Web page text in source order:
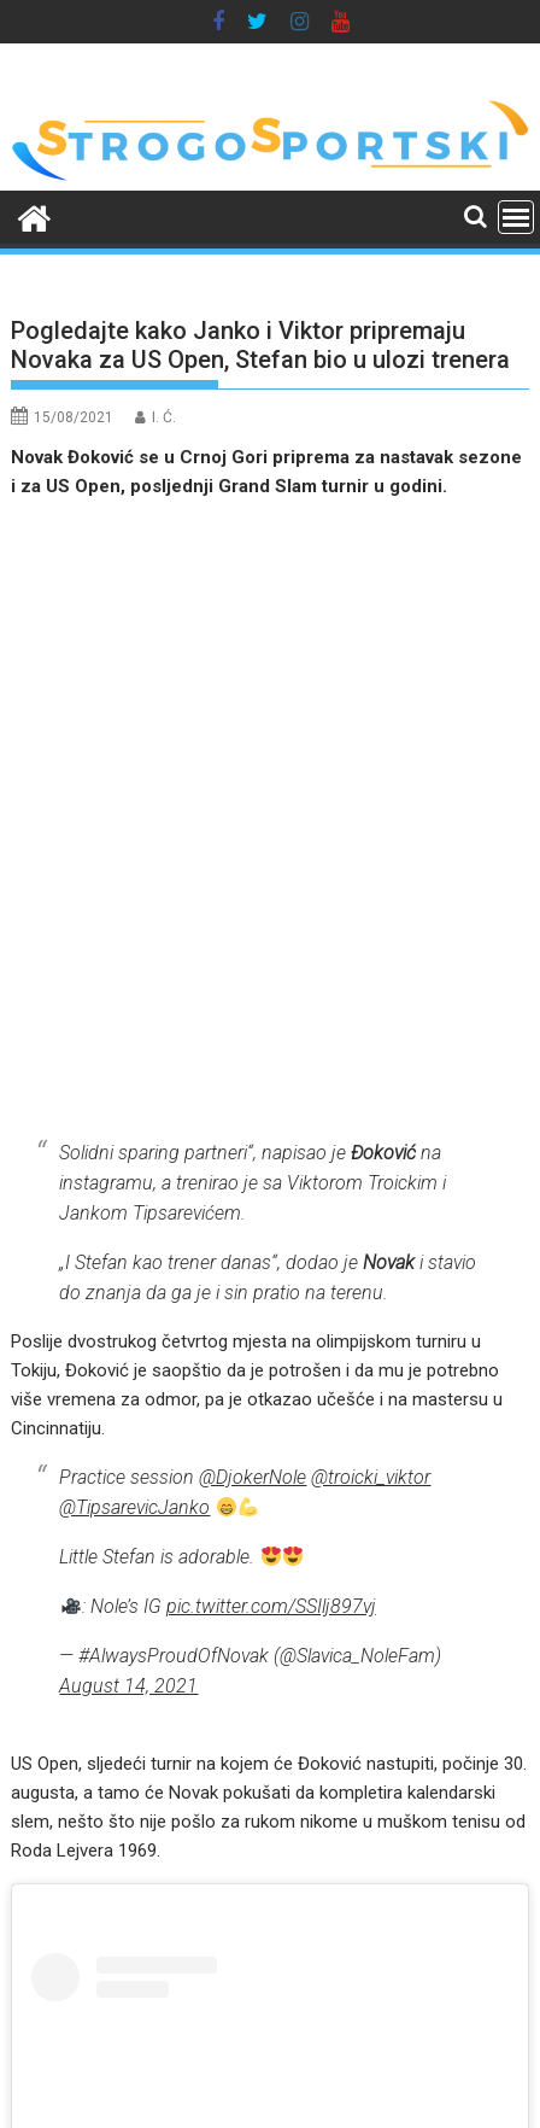
to
Pogledajte kako Janko i Viktor pripremaju
Novaka za US Open, Stefan bio u ulozi trenera
15/08/2021 I. Ć.
Novak Đoković se u Crnoj Gori priprema za nastavak sezone
i za US Open, posljednji Grand Slam turnir u godini.
Solidni sparing partneri“, napisao jeĐokovićna
instagramu, a trenirao je sa Viktorom Troickim i
Jankom Tipsarevićem.
„I Stefan kao trener danas“, dodao jeNovaki stavio
do znanja da ga je i sin pratio na terenu.
Poslije dvostrukog četvrtog mjesta na olimpijskom turniru u
Tokiju, Đoković je saopštio da je potrošen i da mu je potrebno
više vremena za odmor, pa je otkazao učešće i na mastersu u
Cincinnatiju.
Practice session@DjokerNole @troicki_viktor
@TipsarevicJanko
Little Stefan is adorable.
: Nole’s IG pic.twitter.com/SSIlj897vj
— #AlwaysProudOfNovak (@Slavica_NoleFam)
August 14, 2021
US Open, sljedeći turnir na kojem će Đoković nastupiti, počinje 30.
augusta, a tamo će Novak pokušati da kompletira kalendarski
slem, nešto što nije pošlo za rukom nikome u muškom tenisu od
Roda Lejvera 1969.